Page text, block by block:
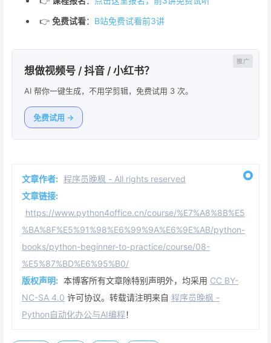
👉 免费试看： B站免费试看前3讲
想做视频号 / 抖音 / 小红书？
AI 帮你一键生成，不用学剪辑，免费试用 3 次。
免费试用 →
文章作者: 程序员晚枫 - All rights reserved
文章链接:
https://www.python4office.cn/course/%E7%A8%8B%E5
%BA%8F%E5%91%98%E6%99%9A%E6%9E%AB/python-
books/python-beginner-to-practice/course/08-
%E5%87%BD%E6%95%B0/
版权声明: 本博客所有文章除特别声明外，均采用 CC BY-
NC-SA 4.0 许可协议。转载请注明来自 程序员晚枫 -
Python自动化办公与AI编程！